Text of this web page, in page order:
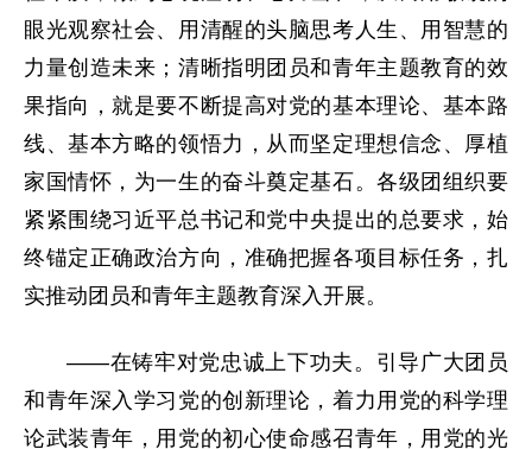
眼光观察社会、用清醒的头脑思考人生、用智慧的
力量创造未来；清晰指明团员和青年主题教育的效
果指向，就是要不断提高对党的基本理论、基本路
线、基本方略的领悟力，从而坚定理想信念、厚植
家国情怀，为一生的奋斗奠定基石。各级团组织要
紧紧围绕习近平总书记和党中央提出的总要求，始
终锚定正确政治方向，准确把握各项目标任务，扎
实推动团员和青年主题教育深入开展。
——在铸牢对党忠诚上下功夫。引导广大团员
和青年深入学习党的创新理论，着力用党的科学理
论武装青年，用党的初心使命感召青年，用党的光